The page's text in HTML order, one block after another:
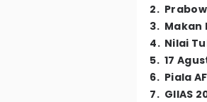
2.
3. Makan
4. Nilai
5. 17
6. Piala
7. GIIAS